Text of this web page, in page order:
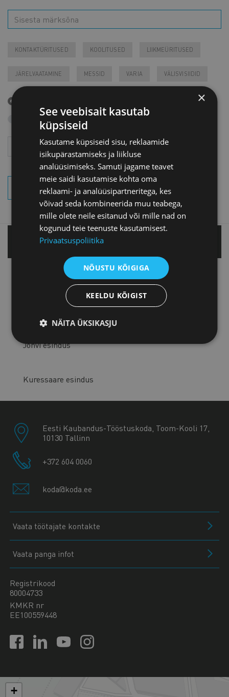
KONTAKTÜRITUSED KOOLITUSED LIIKMEÜRITUSED
JÄRELVAATAMINE MESSID VARIA VÄLISVISIIDID
Otsi arhiivist
Kuu
OTSI SÜNDMUSI
Tallinnas
Tartu esindus
Pärnu esindus
Jõhvi esindus
Kuressaare esindus
Eesti Kaubandus-Tööstuskoda, Toom-Kooli 17,
10130 Tallinn
+372 604 0060
koda@koda.ee
Vaata töötajate kontakte
Vaata panga infot
Registrikood
80004733
KMKR nr
EE100559448
+
×
See veebisait kasutab
küpsiseid
Kasutame küpsiseid sisu, reklaamide
isikupärastamiseks ja liikluse
analüüsimiseks. Samuti jagame teavet
meie saidi kasutamise kohta oma
reklaami- ja analüüsipartneritega, kes
võivad seda kombineerida muu teabega,
mille olete neile esitanud või mille nad on
kogunud teie teenuste kasutamisest.
Privaatsuspoliitika
NÕUSTU KÕIGIGA
KEELDU KÕIGIST
NÄITA ÜKSIKASJU